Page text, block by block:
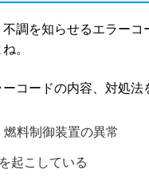
調を知らせるエラー
。
コードの内容、対処法
料制御装置の異常
起こしている